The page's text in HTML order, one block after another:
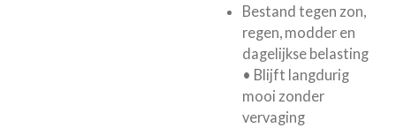
Bestand tegen zon,
regen, modder en
dagelijkse belasting
• Blijft langdurig
mooi zonder
vervaging